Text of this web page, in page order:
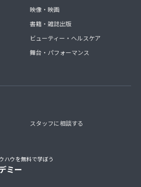
映像・映画
書籍・雑誌出版
ビューティー・ヘルスケア
舞台・パフォーマンス
スタッフに相談する
ハウを無料で学ぼう
ミー